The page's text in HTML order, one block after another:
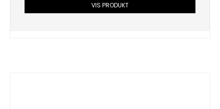
VIS PRODUKT